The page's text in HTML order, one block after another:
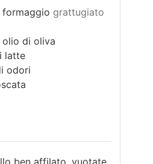
grattugiato
di oliva
latte
odori